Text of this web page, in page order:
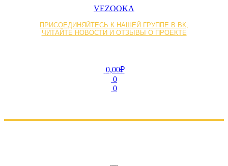
VEZOOKA
ПРИСОЕДИНЯЙТЕСЬ К НАШЕЙ ГРУППЕ В ВК,
ЧИТАЙТЕ НОВОСТИ И ОТЗЫВЫ О ПРОЕКТЕ
0,00₽
0
0